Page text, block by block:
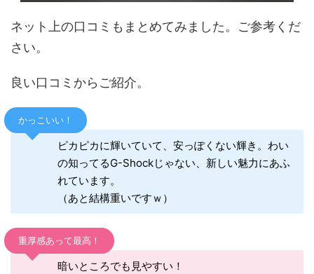
ネット上の口コミもまとめてみました。ご参考くだ
さい。
良い口コミからご紹介。
かっこいい！
ピカピカに輝いていて、安っぽくない輝き。わい
の知ってるG-Shockじゃない、新しい魅力にあふ
れています。
（あと結構重いですｗ）
重厚感あって最高！
暗いところでも見やすい！